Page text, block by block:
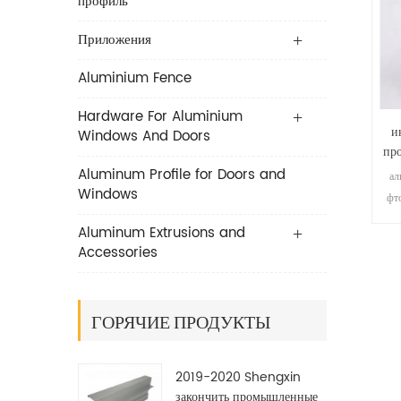
Приложения
Aluminium Fence
Hardware For Aluminium
Windows And Doors
Aluminum Profile for Doors and
Windows
Aluminum Extrusions and
Accessories
ГОРЯЧИЕ ПРОДУКТЫ
2019-2020 Shengxin